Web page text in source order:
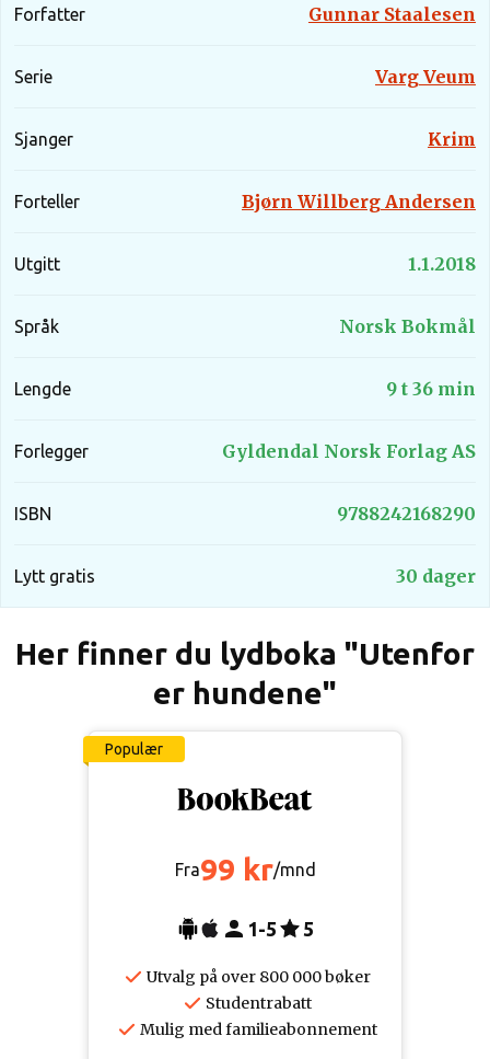
Forfatter Gunnar Staalesen
Serie Varg Veum
Sjanger Krim
Forteller Bjørn Willberg Andersen
Utgitt 1.1.2018
Språk Norsk Bokmål
Lengde 9 t 36 min
Forlegger Gyldendal Norsk Forlag AS
ISBN 9788242168290
Lytt gratis 30 dager
Her finner du lydboka "Utenfor
er hundene"
Populær
Fra99 kr/mnd
1-5 5
Utvalg på over 800 000 bøker
Studentrabatt
Mulig med familieabonnement